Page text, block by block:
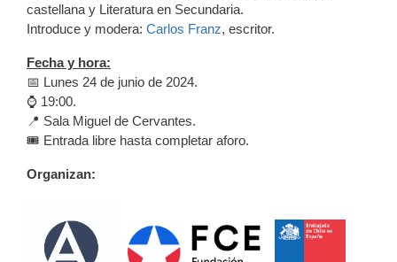
castellana y Literatura en Secundaria.
Introduce y modera: Carlos Franz, escritor.
Fecha y hora:
📅 Lunes 24 de junio de 2024.
⌚️ 19:00.
📍 Sala Miguel de Cervantes.
🎟️ Entrada libre hasta completar aforo.
Organizan: